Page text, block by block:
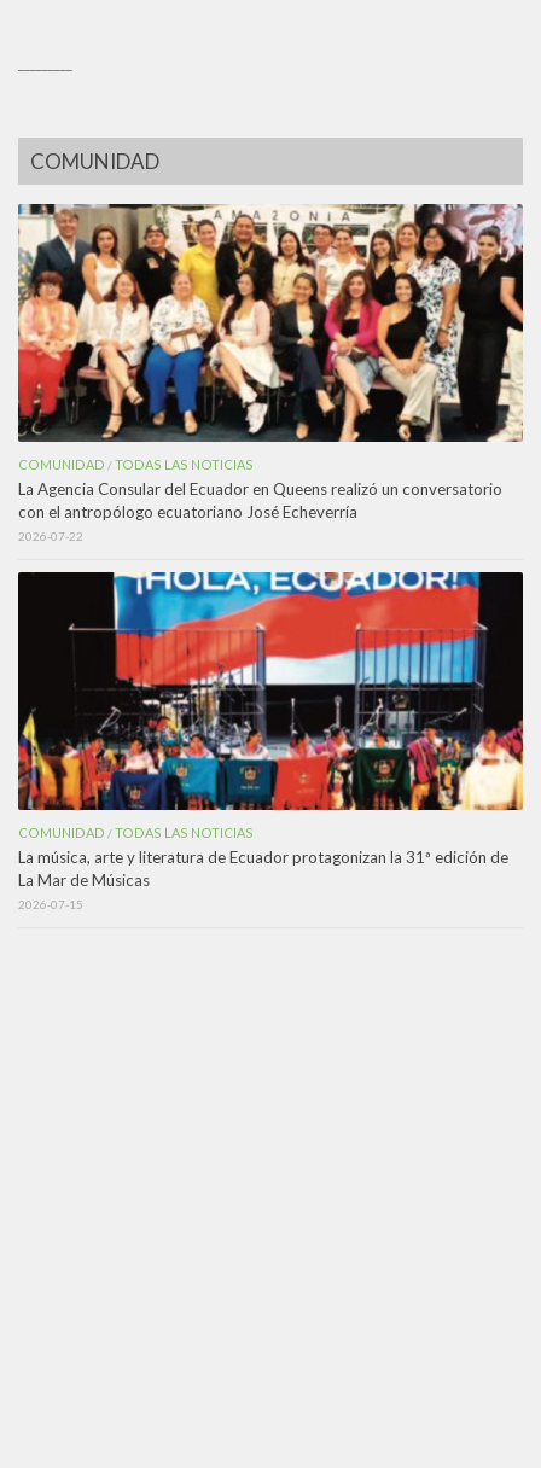
COMUNIDAD
COMUNIDAD /TODAS LAS NOTICIAS
La Agencia Consular del Ecuador en Queens realizó un conversatorio
con el antropólogo ecuatoriano José Echeverría
2026-07-22
COMUNIDAD /TODAS LAS NOTICIAS
La música, arte y literatura de Ecuador protagonizan la 31ª edición de
La Mar de Músicas
2026-07-15